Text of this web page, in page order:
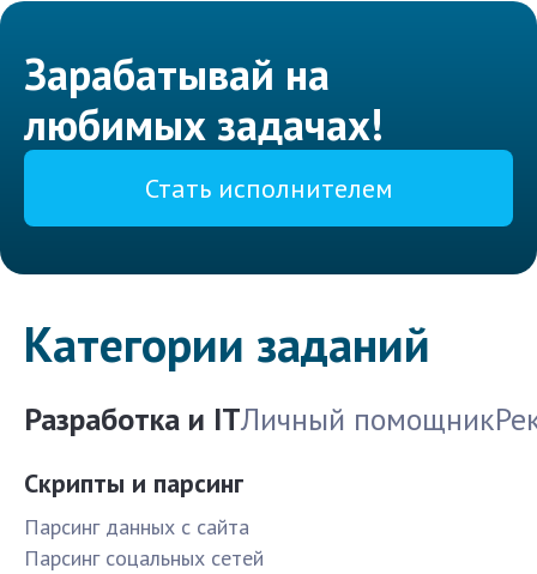
Зарабатывай на
любимых задачах!
Стать исполнителем
Категории заданий
Разработка и ITЛичный помощник
Скрипты и парсинг
Парсинг данных с сайта
Парсинг соцальных сетей